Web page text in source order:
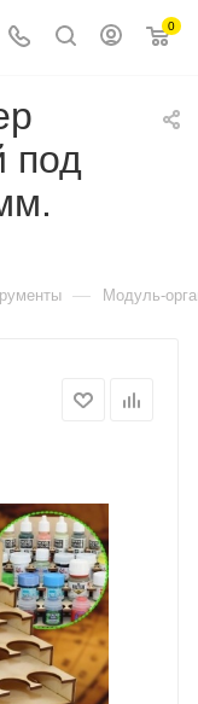
0
под
— Модуль-